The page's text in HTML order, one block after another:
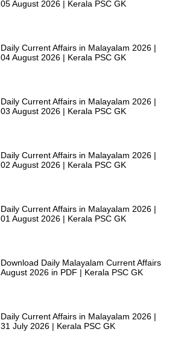
05 August 2026 | Kerala PSC GK
Daily Current Affairs in Malayalam 2026 |
04 August 2026 | Kerala PSC GK
Daily Current Affairs in Malayalam 2026 |
03 August 2026 | Kerala PSC GK
Daily Current Affairs in Malayalam 2026 |
02 August 2026 | Kerala PSC GK
Daily Current Affairs in Malayalam 2026 |
01 August 2026 | Kerala PSC GK
Download Daily Malayalam Current Affairs
August 2026 in PDF | Kerala PSC GK
Daily Current Affairs in Malayalam 2026 |
31 July 2026 | Kerala PSC GK